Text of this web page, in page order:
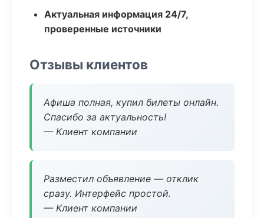
Актуальная информация 24/7,
проверенные источники
Отзывы клиентов
Афиша полная, купил билеты онлайн.
Спасибо за актуальность!
— Клиент компании
Разместил объявление — отклик
сразу. Интерфейс простой.
— Клиент компании